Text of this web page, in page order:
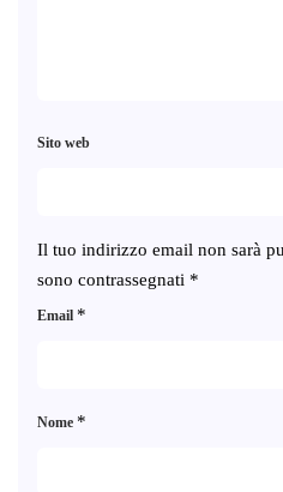
Il tuo indirizzo email non sarà
sono contrassegnati *
Nome *
Email *
Sito web